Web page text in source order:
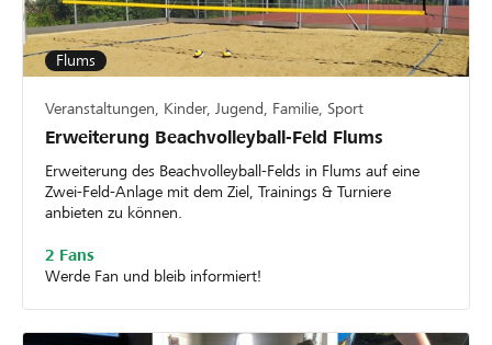
Flums
Veranstaltungen, Kinder, Jugend, Familie, Sport
Erweiterung Beachvolleyball-Feld Flums
Erweiterung des Beachvolleyball-Felds in Flums auf eine
Zwei-Feld-Anlage mit dem Ziel, Trainings & Turniere
anbieten zu können.
2 Fans
Werde Fan und bleib informiert!